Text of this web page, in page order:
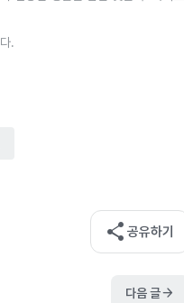
.
share 공유하기
다음 글arrow_forward